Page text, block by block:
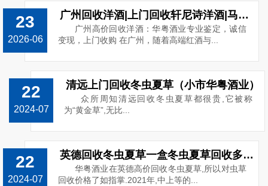
23
2026-06
广州回收洋酒|上门回收轩尼诗洋酒|马爹利|人头马路易十三洋酒回收
广州高价回收洋酒：华粤酒业专业鉴定，诚信
变现，上门收购 在广州，随着高端红酒与...
22
2024-07
清远上门回收冬虫夏草（小市华粤酒业）
众所周知清远回收冬虫夏草都很贵,它被称
为“黄金草”,无比...
22
2024-07
英德回收冬虫夏草一盒冬虫夏草回收多少钱
华粤酒业在英德高价回收冬虫夏草,所以对虫草
回收价格了如指掌.2021年,中上等的...